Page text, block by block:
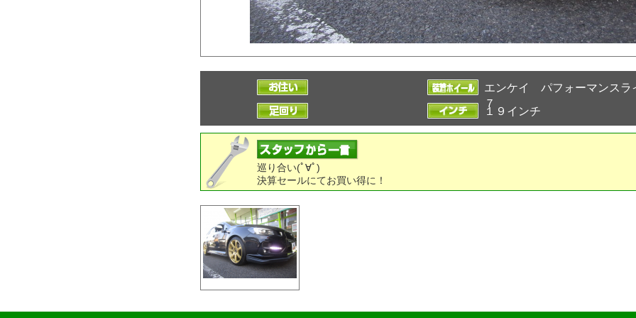
エンケイ パフォーマンスラ
７
１９インチ
巡り合い(ﾟ∀ﾟ)
決算セールにてお買い得に！